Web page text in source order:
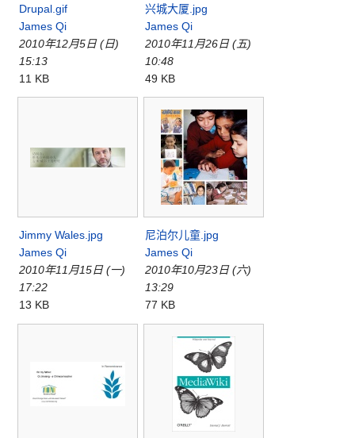
Drupal.gif
James Qi
2010年12月5日 (日)
15:13
11 KB
兴城大厦.jpg
James Qi
2010年11月26日 (五)
10:48
49 KB
Jimmy Wales.jpg
James Qi
2010年11月15日 (一)
17:22
13 KB
尼泊尔儿童.jpg
James Qi
2010年10月23日 (六)
13:29
77 KB